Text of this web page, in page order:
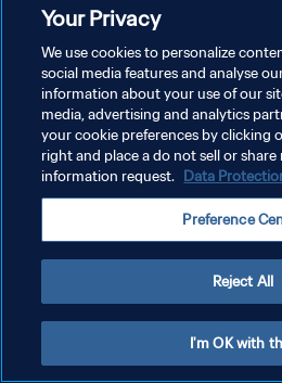
をご覧ください。
プライバシーポリシー
サービス利用規約
Your Privacy
We use cookies to personalize
social media features and analyse
information about your use of our
media, advertising and analytics
your cookie preferences by clicking
right and place a do not sell or share
information request. Data
Preference
Reject All
I'm OK with